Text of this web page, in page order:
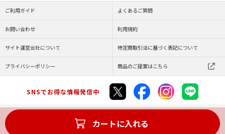
カートに入れる
ご利用ガイド よくあるご質問
お問い合わせ 利用規約
サイト運営会社について 特定商取引法に基づく表記について
プライバシーポリシー 商品のご提案はこちら
SNSでお得な情報発信中